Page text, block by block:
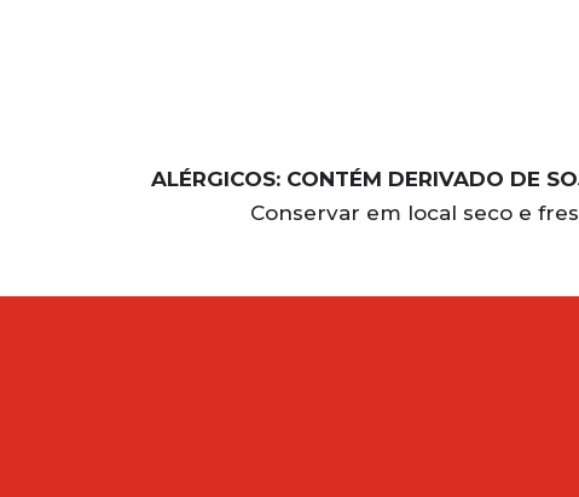
ALÉRGICOS: CONTÉM DERIVADO DE
Conservar em local seco e